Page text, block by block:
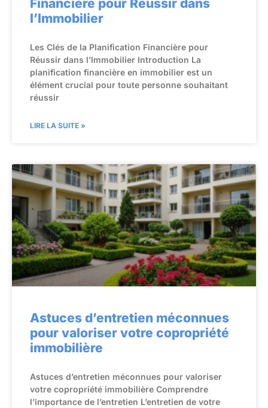
Financière pour Réussir dans
l’Immobilier
Les Clés de la Planification Financière pour
Réussir dans l’Immobilier Introduction La
planification financière en immobilier est un
élément crucial pour toute personne souhaitant
réussir
LIRE LA SUITE »
Astuces d’entretien méconnues
pour valoriser votre copropriété
immobilière
Astuces d’entretien méconnues pour valoriser
votre copropriété immobilière Comprendre
l’importance de l’entretien L’entretien de votre